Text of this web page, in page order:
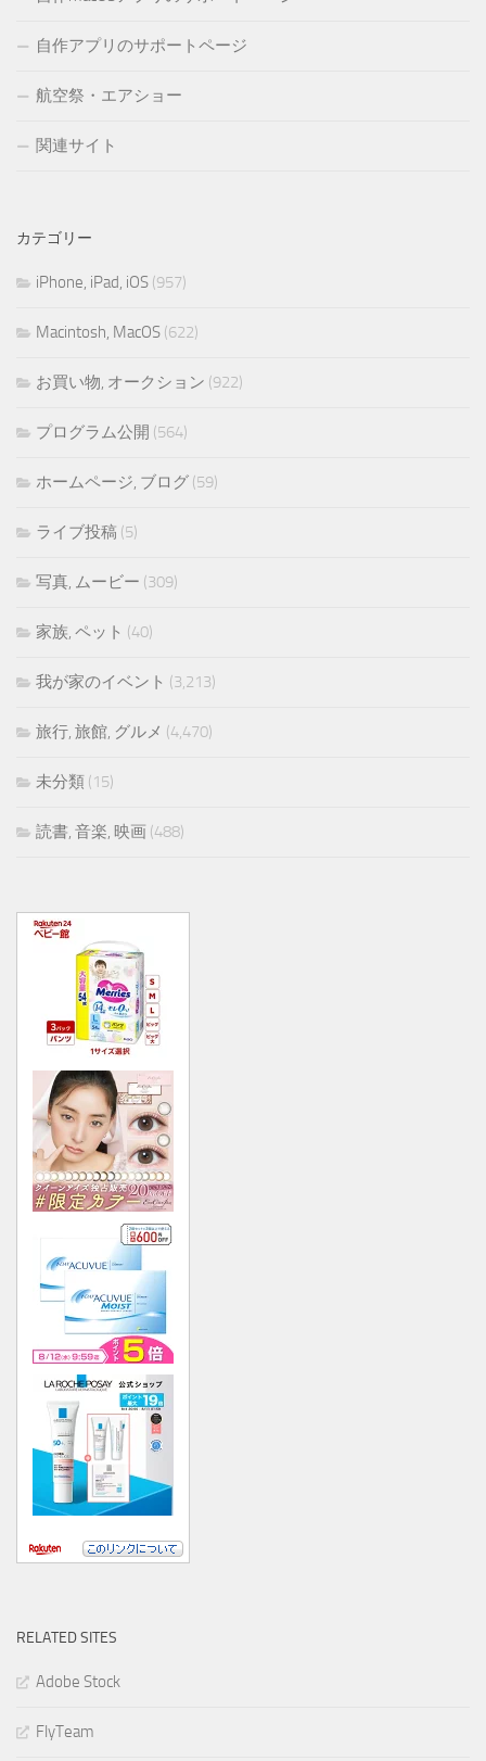
自作アプリのサポートページ
航空祭・エアショー
関連サイト
カテゴリー
iPhone, iPad, iOS (957)
Macintosh, MacOS (622)
お買い物, オークション (922)
プログラム公開 (564)
ホームページ, ブログ (59)
ライブ投稿 (5)
写真, ムービー (309)
家族, ペット (40)
我が家のイベント (3,213)
旅行, 旅館, グルメ (4,470)
未分類 (15)
読書, 音楽, 映画 (488)
RELATED SITES
Adobe Stock
FlyTeam